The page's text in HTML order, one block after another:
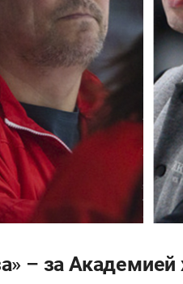
– за Академией